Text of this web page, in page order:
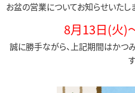
お盆の営業についてお知らせいたし
8月13日(火)
誠に勝手ながら、上記期間はかつ